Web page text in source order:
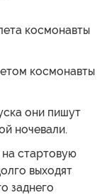
космонавты
космонавты
они пишут
ночевали.
стартовую
выходят
заднего